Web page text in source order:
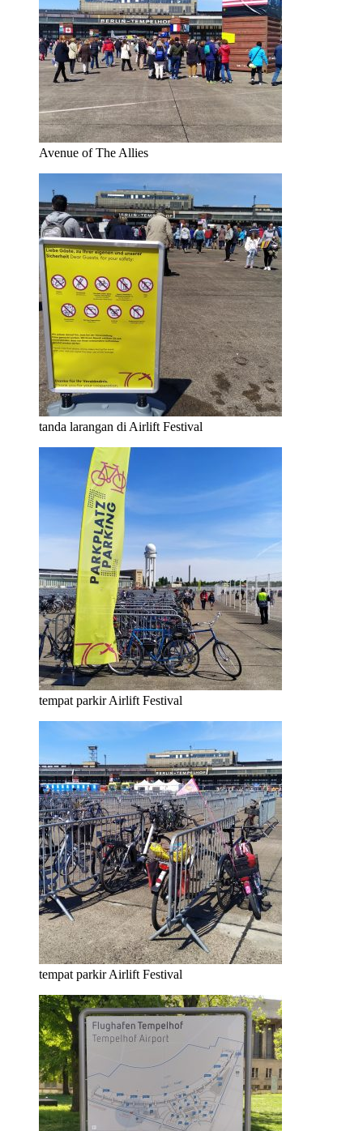
Avenue of The Allies
tanda larangan di Airlift Festival
tempat parkir Airlift Festival
tempat parkir Airlift Festival